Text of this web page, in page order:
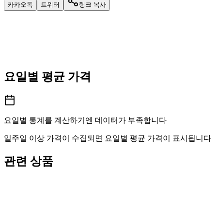
카카오톡 트위터 링크 복사
요일별 평균 가격
요일별 통계를 계산하기엔 데이터가 부족합니다
일주일 이상 가격이 수집되면 요일별 평균 가격이 표시됩니다
관련 상품